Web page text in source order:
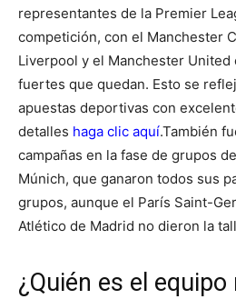
representantes de la Premier
competición, con el Manchester
Liverpool y el Manchester
fuertes que quedan. Esto se
apuestas deportivas con
detalles haga clic aquí.También
campañas en la fase de grupos
Múnich, que ganaron todos sus
grupos, aunque el París Saint-
Atlético de Madrid no dieron la
¿Quién es el